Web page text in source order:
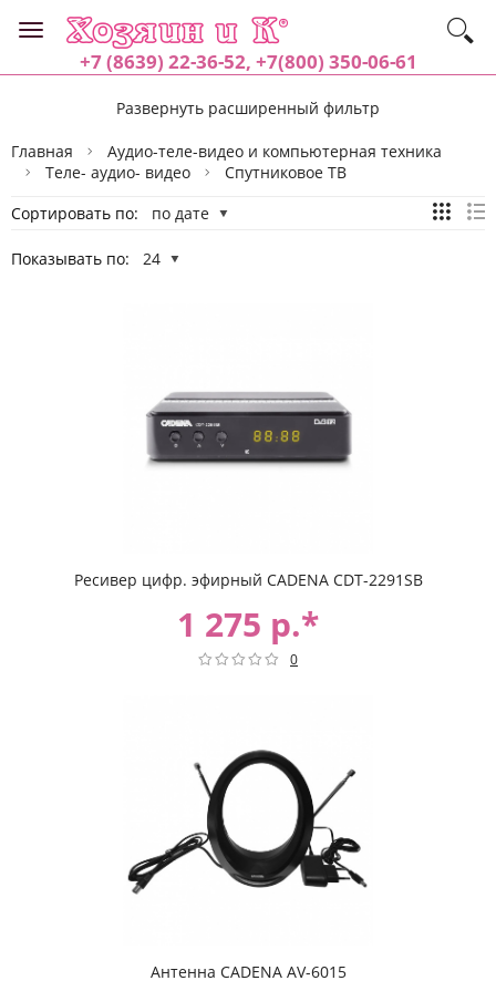
+7 (8639) 22-36-52, +7(800) 350-06-61
Развернуть расширенный фильтр
Главная
Аудио-теле-видео и компьютерная техника
Теле- аудио- видео
Спутниковое TВ
Сортировать по: по дате
Показывать по: 24
Ресивер цифр. эфирный CADENA CDT-2291SB
1 275 р.*
0
Антенна CADENA AV-6015